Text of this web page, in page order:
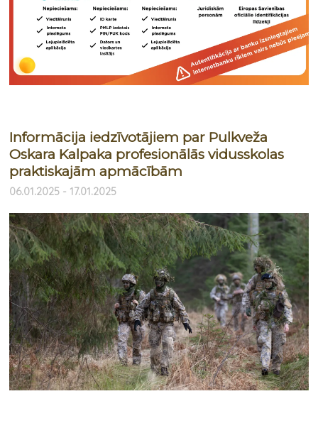
Informācija iedzīvotājiem par Pulkveža
Oskara Kalpaka profesionālās vidusskolas
praktiskajām apmācībām
06.01.2025 - 17.01.2025